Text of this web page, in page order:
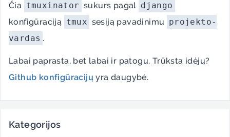
Čia tmuxinator sukurs pagal django
konfigūraciją tmux sesiją pavadinimu projekto-
vardas .
Labai paprasta, bet labai ir patogu. Trūksta idėjų?
Github konfigūracijų yra daugybė.
Kategorijos